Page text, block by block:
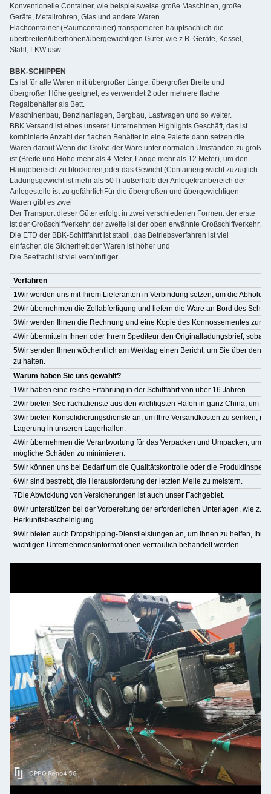
Konventionelle Container, wie beispielsweise große Maschinen, große
Geräte, Metallrohren, Glas und andere Waren.
Flachcontainer (Raumcontainer) transportieren hauptsächlich die
überbreiten/überhöhen/übergewichtigen Güter, wie z.B. Geräte, Kessel,
Stahl, LKW usw.
BBK-SCHIPPEN
Es ist für alle Waren mit übergroßer Länge, übergroßer Breite und
übergroßer Höhe geeignet, es verwendet 2 oder mehrere flache
Regalbehälter als Bett.
Maschinenbau, Benzinanlagen, Bergbau, Lastwagen und so weiter.
BBK Versand ist eines unserer Unternehmen Highlights Geschäft, das ist
kombinierte Anzahl der flachen Behälter in eine Palette dann setzen die
Waren darauf.Wenn die Größe der Ware unter normalen Umständen zu groß
ist (Breite und Höhe mehr als 4 Meter, Länge mehr als 12 Meter), um den
Hängebereich zu blockieren,oder das Gewicht (Containergewicht zuzüglich
Ladungsgewicht ist mehr als 50T) außerhalb der Anlegekranbereich der
Anlegestelle ist zu gefährlichFür die übergroßen und übergewichtigen
Waren gibt es zwei
Der Transport dieser Güter erfolgt in zwei verschiedenen Formen: der erste
ist der Großschiffverkehr, der zweite ist der oben erwähnte Großschiffverkehr.
Die ETD der BBK-Schifffahrt ist stabil, das Betriebsverfahren ist viel
einfacher, die Sicherheit der Waren ist höher und
Die Seefracht ist viel vernünftiger.
Verfahren
1Wir werden uns mit Ihrem Lieferanten in Verbindung setzen, um die
2Wir übernehmen die Zollabfertigung und liefern die Ware an Bord des
3Wir werden Ihnen die Rechnung und eine Kopie des Konnossementes zur
4Wir übermitteln Ihnen oder Ihrem Spediteur den Originalladungsbrief,
5Wir senden Ihnen wöchentlich am Werktag einen Bericht, um Sie über den
zu halten.
Warum haben Sie uns gewählt?
1Wir haben eine reiche Erfahrung in der Schifffahrt von über 16 Jahren.
2Wir bieten Seefrachtdienste aus den wichtigsten Häfen in ganz China, um
3Wir bieten Konsolidierungsdienste an, um Ihre Versandkosten zu senken,
Lagerung in unseren Lagerhallen.
4Wir übernehmen die Verantwortung für das Verpacken und Umpacken, um
mögliche Schäden zu minimieren.
5Wir können uns bei Bedarf um die Qualitätskontrolle oder die
6Wir sind bestrebt, die Herausforderung der letzten Meile zu meistern.
7Die Abwicklung von Versicherungen ist auch unser Fachgebiet.
8Wir unterstützen bei der Vorbereitung der erforderlichen Unterlagen, wie
Herkunftsbescheinigung.
9Wir bieten auch Dropshipping-Dienstleistungen an, um Ihnen zu helfen, Ihr
wichtigen Unternehmensinformationen vertraulich behandelt werden.